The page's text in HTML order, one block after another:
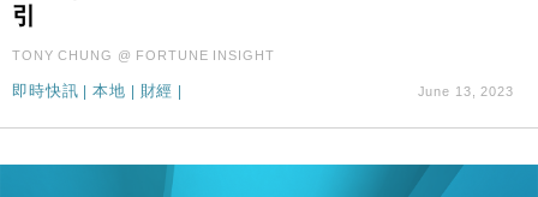
引
TONY CHUNG @ FORTUNE INSIGHT
即時快訊 |本地 | 財經 | June 13, 2023